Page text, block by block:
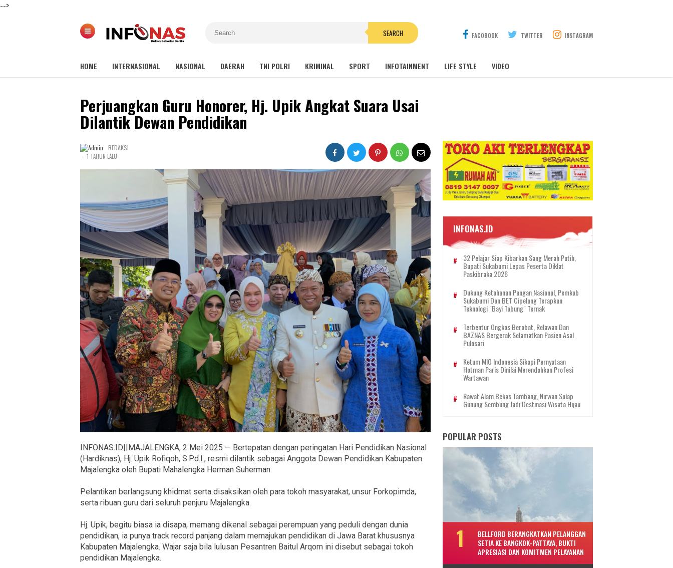
-->
SEARCH FACOBOOK TWITTER INSTAGRAM
HOME INTERNASIONAL NASIONAL DAERAH TNI POLRI KRIMINAL SPORT INFOTAINMENT LIFE STYLE VIDEO
Perjuangkan Guru Honorer, Hj. Upik Angkat Suara Usai
Dilantik Dewan Pendidikan
REDAKSI
- 1 TAHUN LALU
INFONAS.ID||MAJALENGKA, 2 Mei 2025 — Bertepatan dengan peringatan Hari Pendidikan Nasional
(Hardiknas), Hj. Upik Rofiqoh, S.Pd.I., resmi dilantik sebagai Anggota Dewan Pendidikan Kabupaten
Majalengka oleh Bupati Mahalengka Herman Suherman.
Pelantikan berlangsung khidmat serta disaksikan oleh para tokoh masyarakat, unsur Forkopimda,
serta ribuan guru dari seluruh penjuru Majalengka.
Hj. Upik, begitu biasa ia disapa, memang dikenal sebagai perempuan yang peduli dengan dunia
pendidikan, ia punya track record panjang dalam memajukan pendidikan di Jawa Barat khususnya
Kabupaten Majalengka. Wajar saja bila lulusan Pesantren Baitul Arqom ini disebut sebagai tokoh
pendidikan Majalengka.
INFONAS.ID
32 Pelajar Siap Kibarkan Sang Merah Putih,
Bupati Sukabumi Lepas Peserta Diklat
Paskibraka 2026
Dukung Ketahanan Pangan Nasional, Pemkab
Sukabumi Dan BET Cipelang Terapkan
Teknologi "Bayi Tabung" Ternak
Terbentur Ongkos Berobat, Relawan Dan
BAZNAS Bergerak Selamatkan Pasien Asal
Pulosari
Ketum MIO Indonesia Sikapi Pernyataan
Hotman Paris Dinilai Merendahkan Profesi
Wartawan
Rawat Alam Bekas Tambang, Nirwan Sulap
Gunung Sembung Jadi Destinasi Wisata Hijau
POPULAR POSTS
BELLFORD BERANGKATKAN PELANGGAN
SETIA KE BANGKOK-PATTAYA, BUKTI
APRESIASI DAN KOMITMEN PELAYANAN